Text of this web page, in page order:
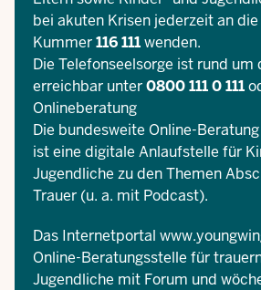
bei akuten Krisen jederzeit an
Kummer116 111wenden.
Die Telefonseelsorge ist rund um
erreichbar unter0800 111 0 111
Onlineberatung
Die bundesweite Online-Beratung
ist eine digitale Anlaufstelle für
Jugendliche zu den Themen
Trauer (u. a. mit Podcast).
Das Internetportal
Online-Beratungsstelle für
Jugendliche mit Forum und